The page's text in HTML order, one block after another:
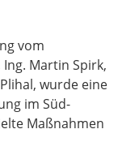
vom
Martin Spirk,
wurde eine
im Süd-
Maßnahmen